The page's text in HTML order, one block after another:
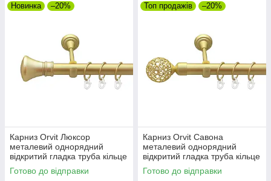
Новинка –20%
Карниз Orvit Люксор
металевий однорядний
відкритий гладка труба кільце
металеве Золото Матове 25
мм 160 см (00-00010186)
Готово до відправки
Топ продажів –20%
Карниз Orvit Савона
металевий однорядний
відкритий гладка труба кільце
металеве Золото Матове 25
мм 160 см (00-00010190)
Готово до відправки